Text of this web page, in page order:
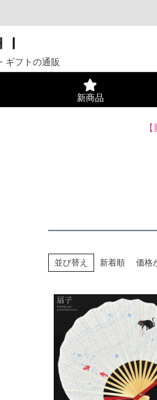
ギフトの通販
新商品
並び替え 新着順 価格